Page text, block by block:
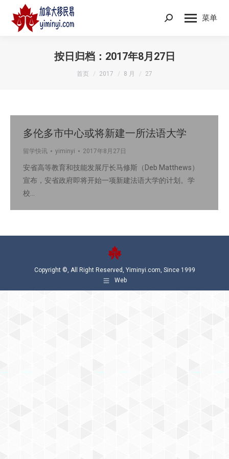
菜单
Search:
按日归档： 2017年8月27日
您在这里：
首页 2017 8 月 27
多伦多市中心或将新建一所法语大学
留学快讯 yiminyi 2017年8月27日
安省高等教育和技能发展厅长马修斯（Deb Matthews）
宣布，安省政府即将开始一项新建法语大学的计划。学
校…
Copyright ©, All Right Reserved, Yiminyi.com, Since 1999
Web